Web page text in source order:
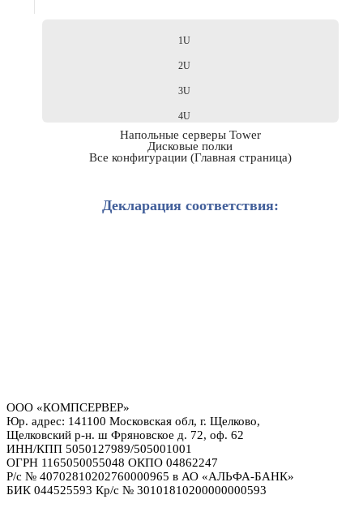
1U
2U
3U
4U
Напольные серверы Tower
Дисковые полки
Все конфигурации (Главная страница)
Декларация соответствия:
ООО «КОМПСЕРВЕР»
Юр. адрес: 141100 Московская обл, г. Щелково,
Щелковский р-н. ш Фряновское д. 72, оф. 62
ИНН/КПП 5050127989/505001001
ОГРН 1165050055048 ОКПО 04862247
Р/с № 40702810202760000965 в АО «АЛЬФА-БАНК»
БИК 044525593 Кр/с № 30101810200000000593